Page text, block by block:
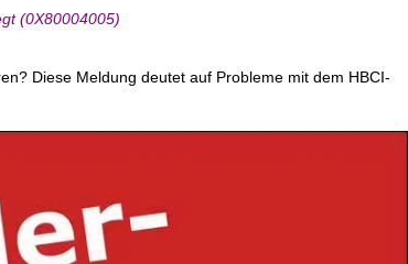
(0X80004005)
Diese Meldung deutet auf Probleme mit dem HBCI-